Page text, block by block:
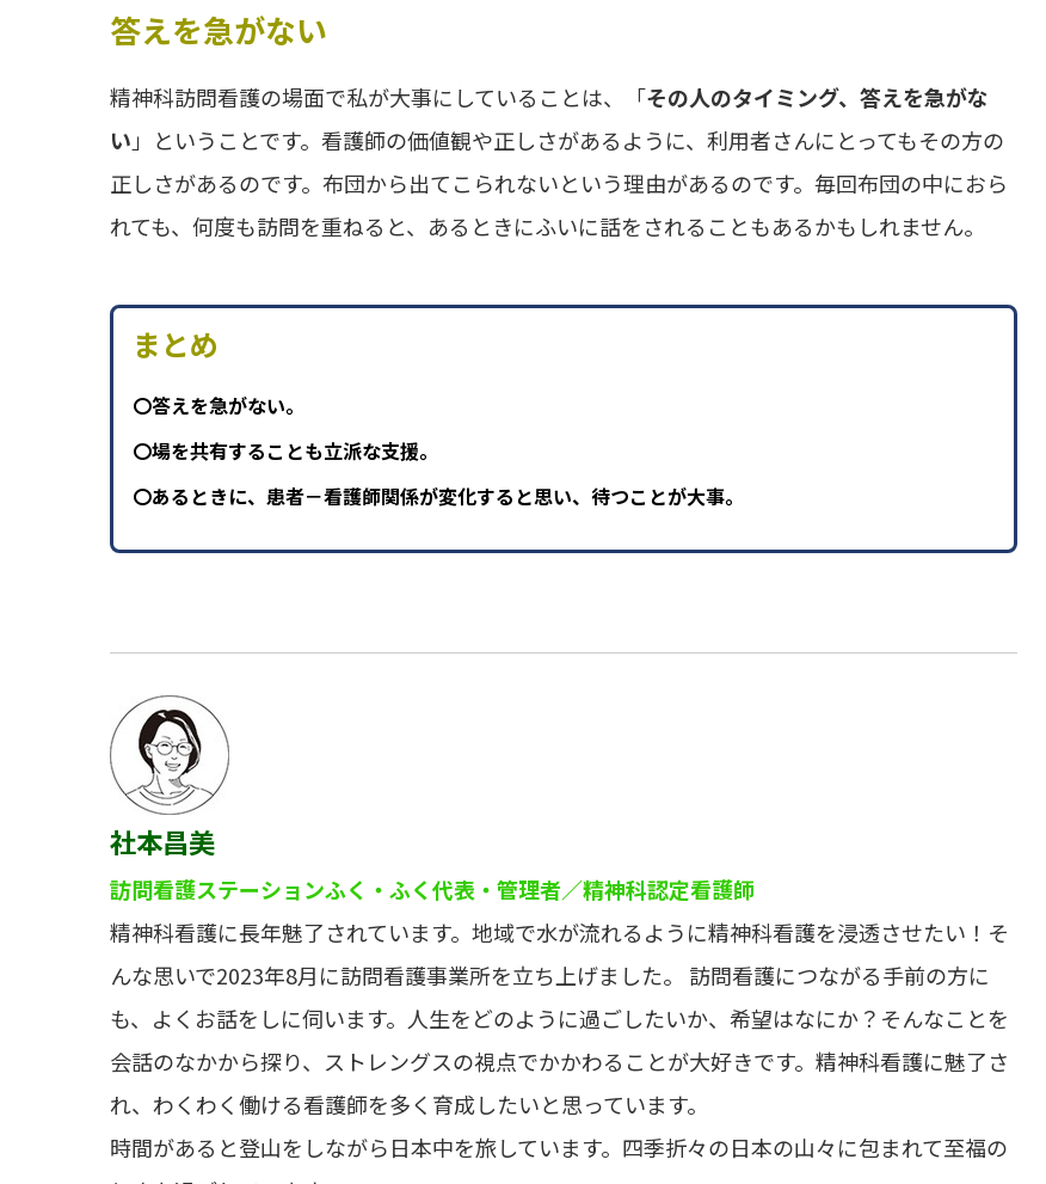
答えを急がない
精神科訪問看護の場面で私が大事にしていることは、「その人のタイミング、答えを急がな
い 」ということです。看護師の価値観や正しさがあるように、利用者さんにとってもその方の
正しさがあるのです。布団から出てこられないという理由があるのです。毎回布団の中におら
れても、何度も訪問を重ねると、あるときにふいに話をされることもあるかもしれません。
まとめ
〇答えを急がない。
〇場を共有することも立派な支援。
〇あるときに、患者－看護師関係が変化すると思い、待つことが大事。
社本昌美
訪問看護ステーションふく・ふく代表・管理者／精神科認定看護師
精神科看護に長年魅了されています。地域で水が流れるように精神科看護を浸透させたい！そ
んな思いで2023年8月に訪問看護事業所を立ち上げました。 訪問看護につながる手前の方に
も、よくお話をしに伺います。人生をどのように過ごしたいか、希望はなにか？そんなことを
会話のなかから探り、ストレングスの視点でかかわることが大好きです。精神科看護に魅了さ
れ、わくわく働ける看護師を多く育成したいと思っています。
時間があると登山をしながら日本中を旅しています。四季折々の日本の山々に包まれて至福の